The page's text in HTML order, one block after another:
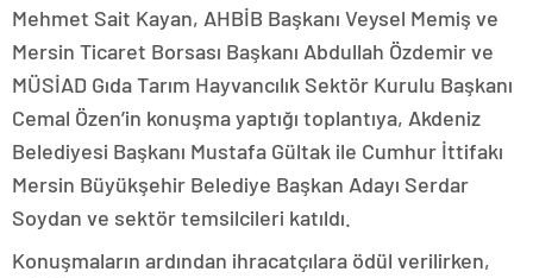
Mehmet Sait Kayan, AHBİB Başkanı Veysel Memiş ve
Mersin Ticaret Borsası Başkanı Abdullah Özdemir ve
MÜSİAD Gıda Tarım Hayvancılık Sektör Kurulu Başkanı
Cemal Özen’in konuşma yaptığı toplantıya, Akdeniz
Belediyesi Başkanı Mustafa Gültak ile Cumhur İttifakı
Mersin Büyükşehir Belediye Başkan Adayı Serdar
Soydan ve sektör temsilcileri katıldı.
Konuşmaların ardından ihracatçılara ödül verilirken,